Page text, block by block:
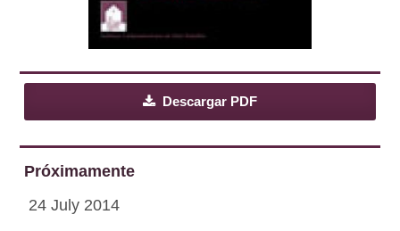
Descargar PDF
Próximamente
24 July 2014